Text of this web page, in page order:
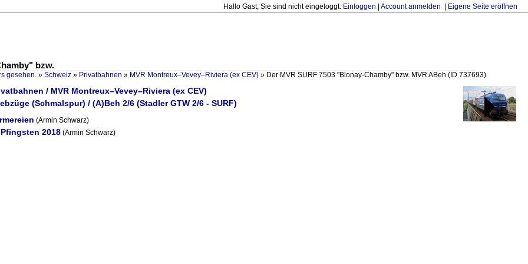
Hallo Gast, Sie sind nicht eingeloggt. Einloggen Account anmelden Eigene Seite eröffnen
bzw.
gesehen. » Schweiz » Privatbahnen » MVR Montreux–Vevey–Riviera (ex CEV) » Der MVR SURF 7503 "Blonay-Chamby" bzw. MVR ABeh (ID 737693)
/ MVR Montreux–Vevey–Riviera (ex CEV)
(Schmalspur) / (A)Beh 2/6 (Stadler GTW 2/6 - SURF)
(Armin Schwarz)
2018 (Armin Schwarz)